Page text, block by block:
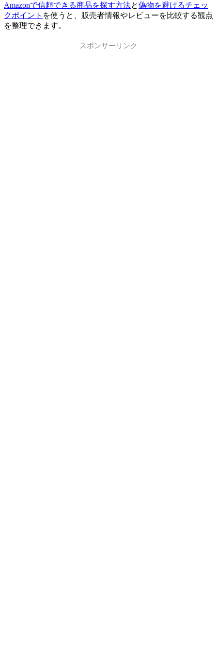
Amazonで信頼できる商品を探す方法と偽物を避けるチェッ
クポイント を使うと、販売者情報やレビューを比較する観点
を整理できます。
スポンサーリンク